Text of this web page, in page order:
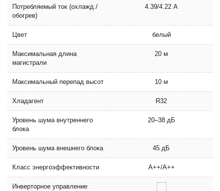
Потребляемый ток (охлажд./
обогрев)
4.39/4.22 А
Цвет белый
Максимальная длина
магистрали
20 м
Максимальный перепад высот 10 м
Хладагент R32
Уровень шума внутреннего
блока
20–38 дБ
Уровень шума внешнего блока 45 дБ
Класс энергоэффективности A++/A++
Инверторное управление